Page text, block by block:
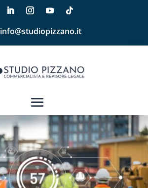
info@studiopizzano.it